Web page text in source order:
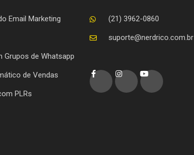
Email Marketing
Grupos de Whatsapp
de Vendas
PLRs
(21) 3962-0860
suporte@nerdrico.com.br